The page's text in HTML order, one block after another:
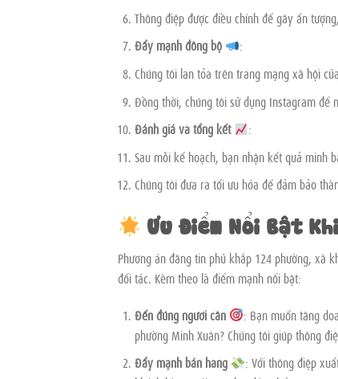
Thông điệp được điều chỉnh để gây ấn
Đẩy mạnh đồng bộ
:
Chúng tôi lan tỏa trên trang mạng xã hội
Đồng thời, chúng tôi sử dụng Instagram để
Đánh giá và tổng kết
:
Sau mỗi kế hoạch, bạn nhận kết quả minh
Chúng tôi đưa ra tối ưu hóa để đảm bảo
Ưu Điểm Nổi Bật
Phương án đăng tin phủ khắp 124 phường, xã
đối tác. Kèm theo là điểm mạnh nổi bật:
Đến đúng người cần
: Bạn muốn tăng
phường Minh Xuân? Chúng tôi giúp thông
Đẩy mạnh bán hàng
: Với thông điệp